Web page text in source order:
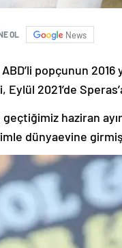
OL News
popçunun 2016
Eylül 2021’de
geçtiğimiz haziran
dünyaevine